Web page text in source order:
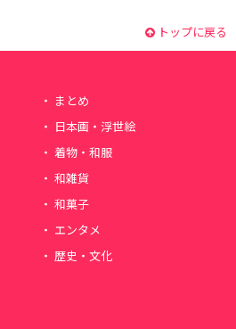
トップに戻る
まとめ
日本画・浮世絵
着物・和服
和雑貨
和菓子
エンタメ
歴史・文化